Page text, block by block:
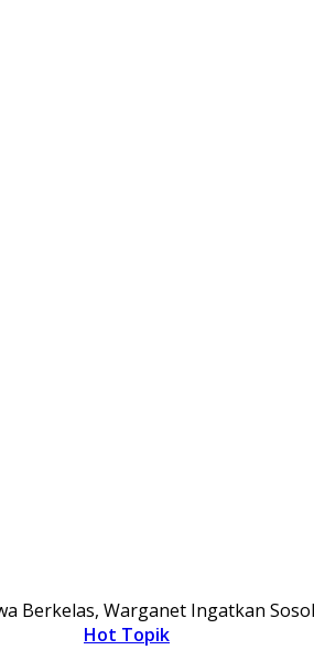
Berkelas, Warganet Ingatkan
Hot Topik